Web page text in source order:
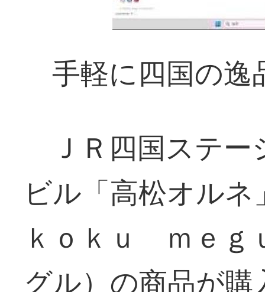
手軽に四国の逸
ＪＲ四国ステー
ビル「高松オル
ｋｏｋｕ ｍｅ
グル）の商品が